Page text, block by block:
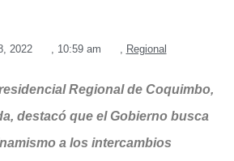
2022 10:59 am Regional
Regional de Coquimbo,
destacó que el Gobierno busca
a los intercambios